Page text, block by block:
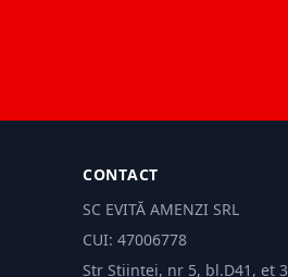
CONTACT
SC EVITĂ AMENZI SRL
CUI: 47006778
Str Științei, nr 5, bl.D41, et 3